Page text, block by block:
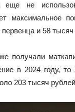
еще не
максимальное
и 58 тысяч
получали
в 2024 году, то
203 тысяч